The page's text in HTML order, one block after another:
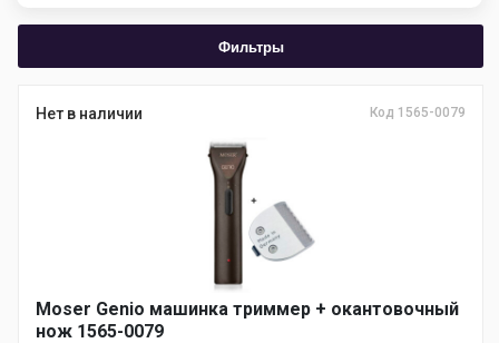
Нет в наличии Код 1565-0079
Moser Genio машинка триммер + окантовочный
нож 1565-0079
Фильтры